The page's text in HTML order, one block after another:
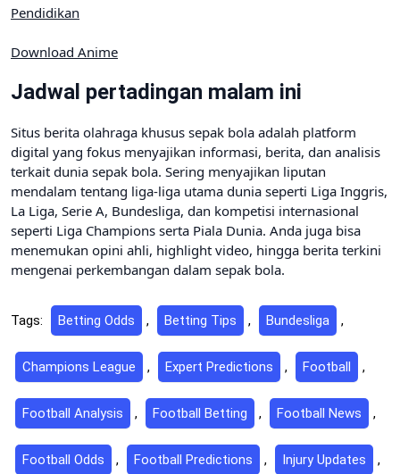
Pendidikan
Download Anime
Jadwal pertadingan malam ini
Situs berita olahraga khusus sepak bola adalah platform
digital yang fokus menyajikan informasi, berita, dan analisis
terkait dunia sepak bola. Sering menyajikan liputan
mendalam tentang liga-liga utama dunia seperti Liga Inggris,
La Liga, Serie A, Bundesliga, dan kompetisi internasional
seperti Liga Champions serta Piala Dunia. Anda juga bisa
menemukan opini ahli, highlight video, hingga berita terkini
mengenai perkembangan dalam sepak bola.
Tags: Betting Odds , Betting Tips , Bundesliga ,
Champions League , Expert Predictions , Football ,
Football Analysis , Football Betting , Football News ,
Football Odds , Football Predictions , Injury Updates ,